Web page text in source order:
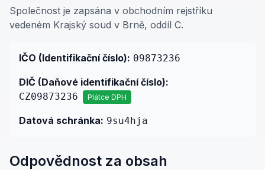
Společnost je zapsána v obchodním rejstříku
vedeném Krajský soud v Brně, oddíl C.
IČO (Identifikační číslo): 09873236
DIČ (Daňové identifikační číslo):
CZ09873236 Plátce DPH
Datová schránka: 9su4hja
Odpovědnost za obsah